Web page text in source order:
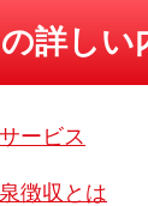
詳しい
ービス
徴収とは